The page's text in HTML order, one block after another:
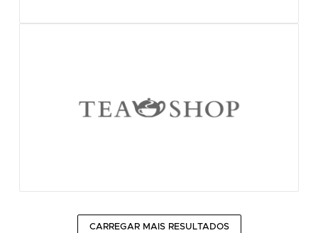
CARREGAR MAIS RESULTADOS